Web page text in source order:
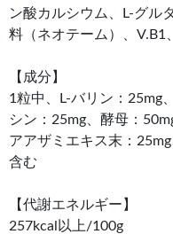
ン酸カルシウム、L-グル
料（ネオテーム）、V.B1
【成分】
1粒中、L-バリン：25mg
シン：25mg、酵母：
アアザミエキス末：
含む
【代謝エネルギー】
257kcal以上/100g